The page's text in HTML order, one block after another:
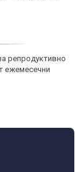
репродуктивно
ежемесечни